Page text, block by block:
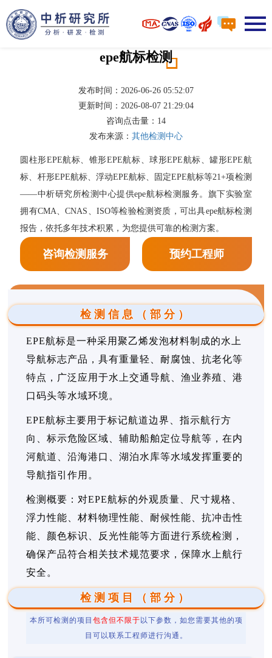
epe航标检测
发布时间：2026-06-26 05:52:07
更新时间：2026-08-07 21:29:04
咨询点击量： 14
发布来源： 其他检测中心
圆柱形EPE航标、锥形EPE航标、球形EPE航标、罐形EPE航
标、杆形EPE航标、浮动EPE航标、固定EPE航标等21+项检测
——中析研究所检测中心提供epe航标检测服务。旗下实验室
拥有CMA、CNAS、ISO等检验检测资质，可出具epe航标检测
报告，依托多年技术积累，为您提供可靠的检测方案。
咨询检测服务 预约工程师
检测信息（部分）
EPE航标是一种采用聚乙烯发泡材料制成的水上
导航标志产品，具有重量轻、耐腐蚀、抗老化等
特点，广泛应用于水上交通导航、渔业养殖、港
口码头等水域环境。
EPE航标主要用于标记航道边界、指示航行方
向、标示危险区域、辅助船舶定位导航等，在内
河航道、沿海港口、湖泊水库等水域发挥重要的
导航指引作用。
检测概要：对EPE航标的外观质量、尺寸规格、
浮力性能、材料物理性能、耐候性能、抗冲击性
能、颜色标识、反光性能等方面进行系统检测，
确保产品符合相关技术规范要求，保障水上航行
安全。
检测项目（部分）
本所可检测的项目 包含但不限于 以下参数，如您需要其他的项
目可以联系工程师进行沟通。